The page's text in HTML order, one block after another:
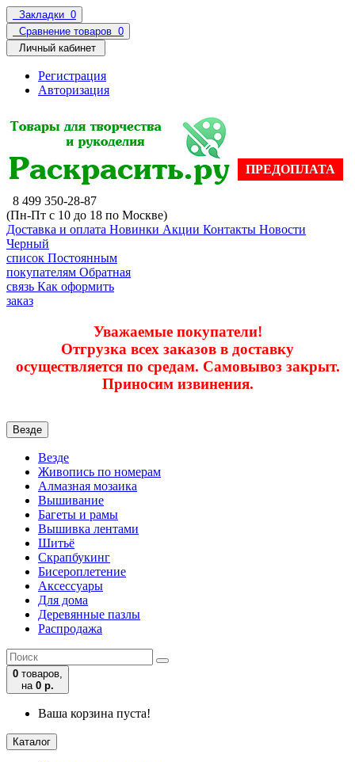
Закладки 0
Сравнение товаров 0
Личный кабинет
Регистрация
Авторизация
8 499 350-28-87
(Пн-Пт с 10 до 18 по Москве)
Доставка и оплата Новинки Акции Контакты Новости
Черный
список Постоянным
покупателям Обратная
связь Как оформить
заказ
Уважаемые покупатели!
Отгрузка всех заказов в доставку
осуществляется по средам. Самовывоз закрыт.
Приносим извинения.
Везде
Везде
Живопись по номерам
Алмазная мозаика
Вышивание
Багеты и рамы
Вышивка лентами
Шитьё
Скрапбукинг
Бисероплетение
Аксессуары
Для дома
Деревянные пазлы
Распродажа
0 товаров,
на 0 р.
Ваша корзина пуста!
Каталог
ПРЕДОПЛАТА